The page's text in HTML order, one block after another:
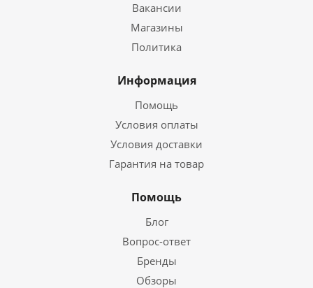
Вакансии
Магазины
Политика
Информация
Помощь
Условия оплаты
Условия доставки
Гарантия на товар
Помощь
Блог
Вопрос-ответ
Бренды
Обзоры